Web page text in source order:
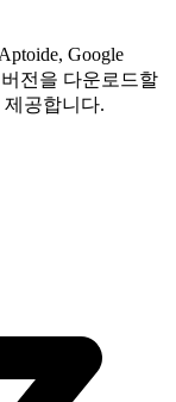
Google
전을 다운로드할
공합니다.